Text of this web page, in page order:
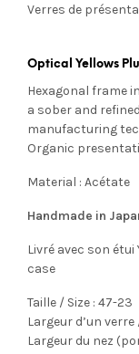
Verres de
Optical Yellows
Hexagonal frame
a sober and
manufacturing
Organic
Material : Acétate
Handmade in
Livré avec son étui
case
Taille / Size : 47-23
Largeur d’un
Largeur du nez